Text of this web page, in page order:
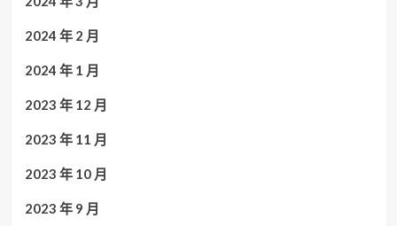
2024 年 2 月
2024 年 1 月
2023 年 12 月
2023 年 11 月
2023 年 10 月
2023 年 9 月